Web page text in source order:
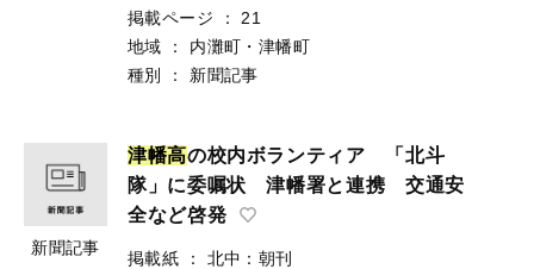
掲載ページ
：
21
地域
：
内灘町・津幡町
種別
： 新聞記事
新聞記事
津幡高の校内ボランティア 「北斗
隊」に委嘱状 津幡署と連携 交通安
全など啓発
掲載紙 ：
北中：朝刊